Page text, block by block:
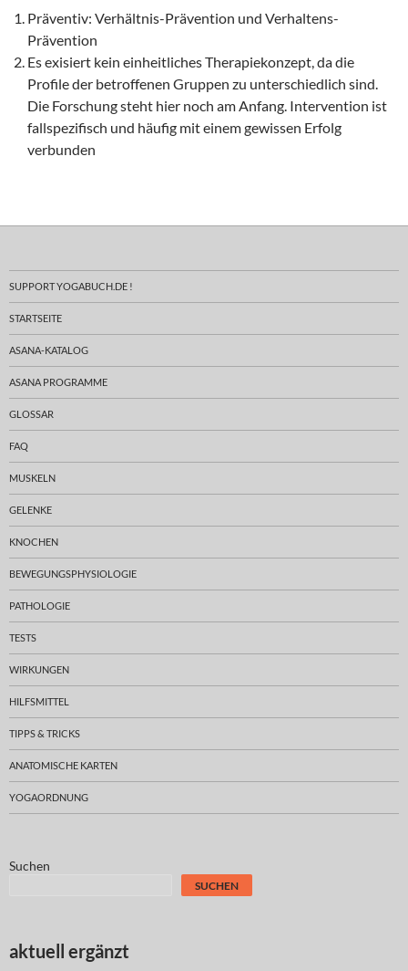
Präventiv: Verhältnis-Prävention und Verhaltens-
Prävention
Es exisiert kein einheitliches Therapiekonzept, da die
Profile der betroffenen Gruppen zu unterschiedlich sind.
Die Forschung steht hier noch am Anfang. Intervention ist
fallspezifisch und häufig mit einem gewissen Erfolg
verbunden
SUPPORT YOGABUCH.DE !
STARTSEITE
ASANA-KATALOG
ASANA PROGRAMME
GLOSSAR
FAQ
MUSKELN
GELENKE
KNOCHEN
BEWEGUNGSPHYSIOLOGIE
PATHOLOGIE
TESTS
WIRKUNGEN
HILFSMITTEL
TIPPS & TRICKS
ANATOMISCHE KARTEN
YOGAORDNUNG
Suchen
SUCHEN
aktuell ergänzt